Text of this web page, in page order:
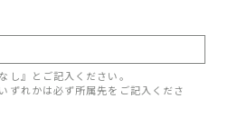
』とご記入ください。
ずれかは必ず所属先をご記入くださ